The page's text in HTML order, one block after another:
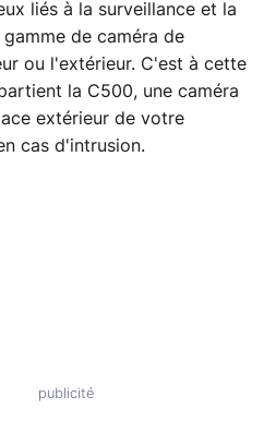
liés à la surveillance et la
de caméra de
ou l'extérieur. C'est à cette
la C500, une caméra
extérieur de votre
cas d'intrusion.